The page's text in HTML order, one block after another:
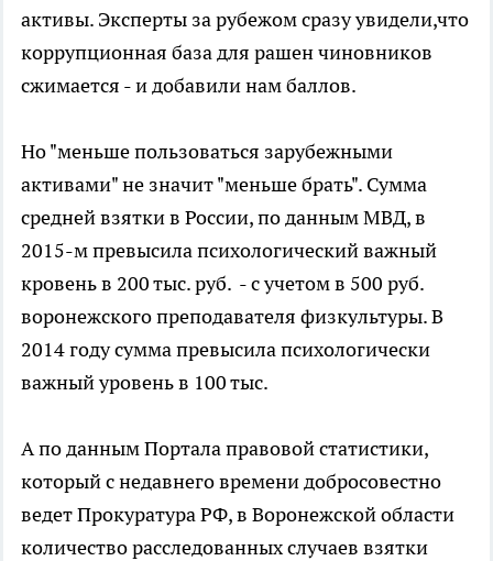
активы. Эксперты за рубежом сразу увидели,что
коррупционная база для рашен чиновников
сжимается - и добавили нам баллов.
Но "меньше пользоваться зарубежными
активами" не значит "меньше брать". Сумма
средней взятки в России, по данным МВД, в
2015-м превысила психологический важный
кровень в 200 тыс. руб. - с учетом в 500 руб.
воронежского преподавателя физкультуры. В
2014 году сумма превысила психологически
важный уровень в 100 тыс.
А по данным Портала правовой статистики,
который с недавнего времени добросовестно
ведет Прокуратура РФ, в Воронежской области
количество расследованных случаев взятки